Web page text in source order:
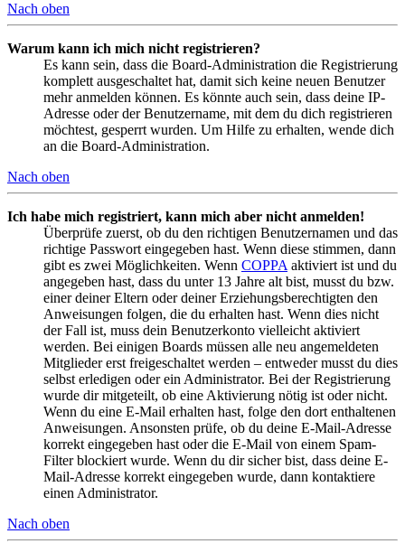
Nach oben
Warum kann ich mich nicht registrieren?
Es kann sein, dass die Board-Administration die Registrierung
komplett ausgeschaltet hat, damit sich keine neuen Benutzer
mehr anmelden können. Es könnte auch sein, dass deine IP-
Adresse oder der Benutzername, mit dem du dich registrieren
möchtest, gesperrt wurden. Um Hilfe zu erhalten, wende dich
an die Board-Administration.
Nach oben
Ich habe mich registriert, kann mich aber nicht anmelden!
Überprüfe zuerst, ob du den richtigen Benutzernamen und das
richtige Passwort eingegeben hast. Wenn diese stimmen, dann
gibt es zwei Möglichkeiten. Wenn COPPA aktiviert ist und du
angegeben hast, dass du unter 13 Jahre alt bist, musst du bzw.
einer deiner Eltern oder deiner Erziehungsberechtigten den
Anweisungen folgen, die du erhalten hast. Wenn dies nicht
der Fall ist, muss dein Benutzerkonto vielleicht aktiviert
werden. Bei einigen Boards müssen alle neu angemeldeten
Mitglieder erst freigeschaltet werden – entweder musst du dies
selbst erledigen oder ein Administrator. Bei der Registrierung
wurde dir mitgeteilt, ob eine Aktivierung nötig ist oder nicht.
Wenn du eine E-Mail erhalten hast, folge den dort enthaltenen
Anweisungen. Ansonsten prüfe, ob du deine E-Mail-Adresse
korrekt eingegeben hast oder die E-Mail von einem Spam-
Filter blockiert wurde. Wenn du dir sicher bist, dass deine E-
Mail-Adresse korrekt eingegeben wurde, dann kontaktiere
einen Administrator.
Nach oben